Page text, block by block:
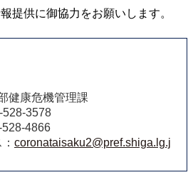
提供に御協力をお願いします。
健康危機管理課
528-3578
4866
coronataisaku2@pref.shiga.lg.j